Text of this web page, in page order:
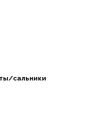
сальники